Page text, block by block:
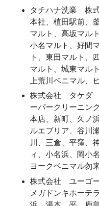
タチハナ洗業 株
本社、植田駅前、
マルト、高坂マル
小名マルト、好間
ト、東田マルト、
マルト、城東マル
上荒川ベニマル、
株式会社 タケダ
ーパークリーニン
本店、新町、久ノ
ルエブリア、谷川
川、三倉、平窪、
ィ、小名浜、岡小
ヨークベニマル勿
株式会社 ユーゴー
メガドンキホーテ